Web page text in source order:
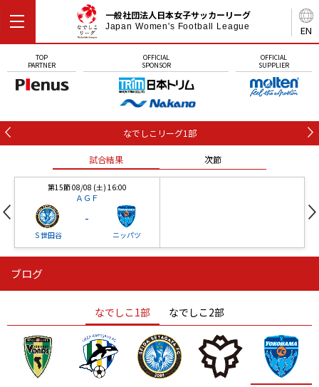
EN
一般社団法人日本女子サッカーリーグ
Japan Women's Football League
TOP
PARTNER
OFFICIAL
SPONSOR
OFFICIAL
SUPPLIER
なでしこリーグ1部
試合結果 次節
第15節 08/08 (土) 16:00
ＡＧＦ
Ｓ世田谷
-
ニッパツ
ニッパツ
ニッパツ 名古屋
石人の星
静岡 愛媛Ｌ
ブログ
なでしこ1部 なでしこ2部